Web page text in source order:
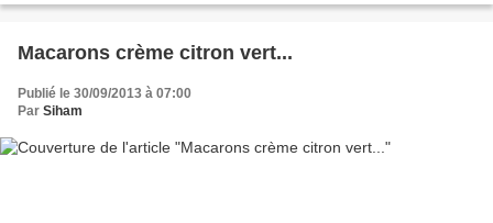
Macarons crème citron vert...
Publié le 30/09/2013 à 07:00
Par Siham